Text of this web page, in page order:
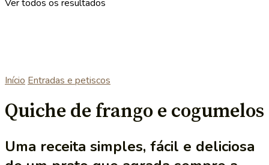
Ver todos os resultados
Início Entradas e petiscos
Quiche de frango e cogumelos
Uma receita simples, fácil e deliciosa